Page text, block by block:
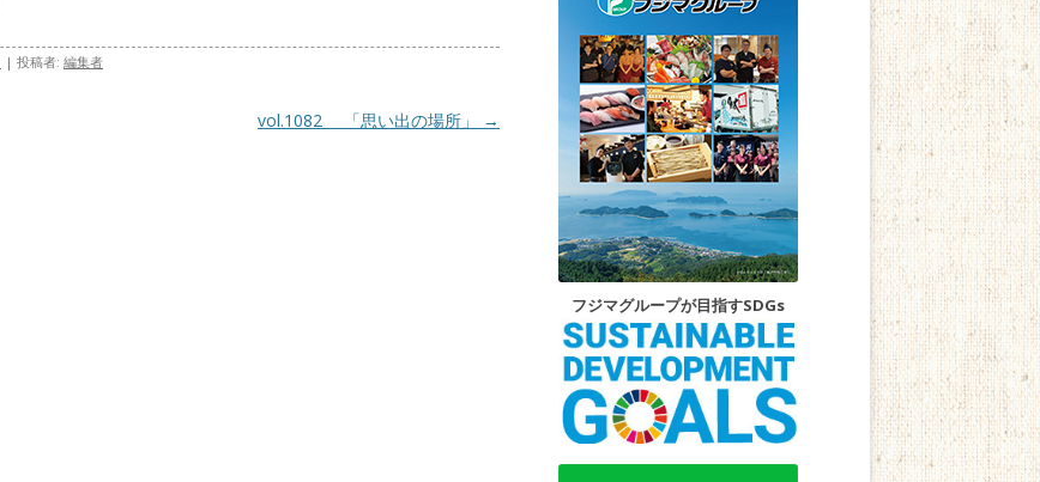
| 投稿者: 編集者
vol.1082 「思い出の場所」 →
フジマグループが目指すSDGs